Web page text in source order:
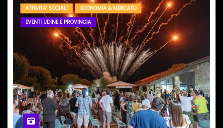
ATTIVITA' SOCIALI
ECONOMIA & MERCATO
EVENTI UDINE E PROVINCIA